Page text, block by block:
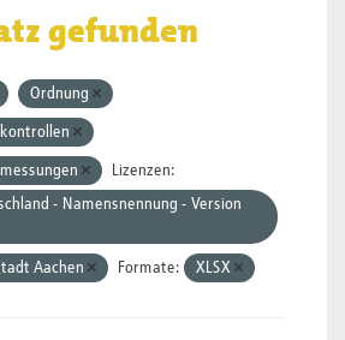
gefunden
Ordnung
Lizenzen:
- Namensnennung - Version
Aachen Formate: XLSX